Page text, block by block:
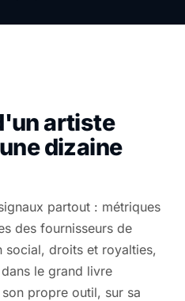
artiste
dizaine
partout : métriques
des fournisseurs de
social, droits et royalties,
le grand livre
propre outil, sur sa